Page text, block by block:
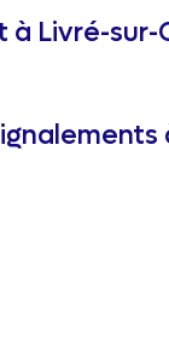
Livré-sur-